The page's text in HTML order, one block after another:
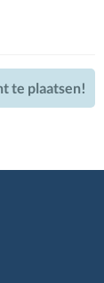
te plaatsen!